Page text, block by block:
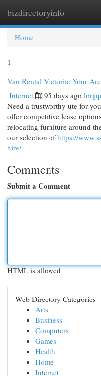
bizdirectoryinfo
Home
1
Van Rental Victoria: Your
Internet 95 days ago
Need a trustworthy ute for
offer competitive lease
relocating furniture around
our selection ofhttps://
hire/
Comments
Submit a Comment
HTML is allowed
Web Directory Categories
Arts
Business
Computers
Games
Health
Home
Internet